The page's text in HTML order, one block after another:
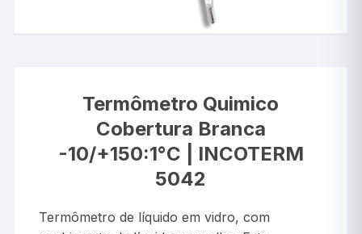
Termômetro Quimico
Cobertura Branca
-10/+150:1°C | INCOTERM
5042
Termômetro de líquido em vidro, com